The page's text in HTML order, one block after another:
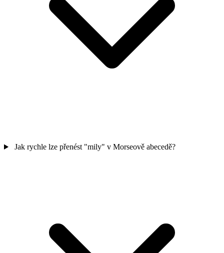
Jak rychle lze přenést "mily" v Morseově abecedě?